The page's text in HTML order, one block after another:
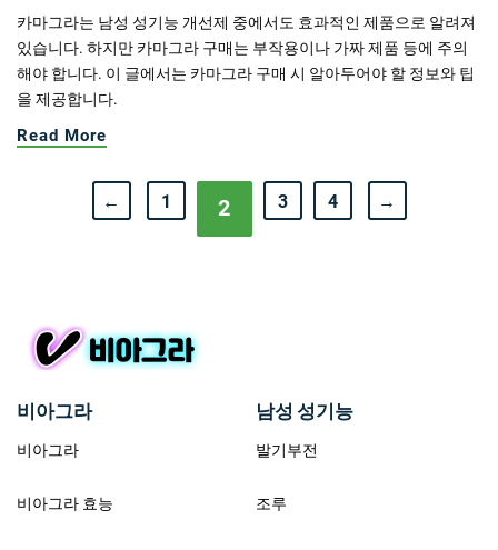
카마그라는 남성 성기능 개선제 중에서도 효과적인 제품으로 알려져
있습니다. 하지만 카마그라 구매는 부작용이나 가짜 제품 등에 주의
해야 합니다. 이 글에서는 카마그라 구매 시 알아두어야 할 정보와 팁
을 제공합니다.
Read More
← 1 2 3 4 →
비아그라
비아그라
비아그라 효능
남성 성기능
발기부전
조루